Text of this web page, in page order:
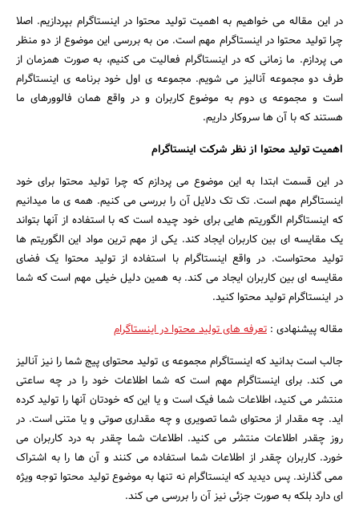
جستجو
در این مقاله می خواهیم به اهمیت تولید محتوا در اینستاگرام بپردازیم. اصلا
چرا تولید محتوا در اینستاگرام مهم است. من به بررسی این موضوع از دو منظر
می پردازم. ما زمانی که در اینستاگرام فعالیت می کنیم، به صورت همزمان از
طرف دو مجموعه آنالیز می شویم. مجموعه ی اول خود برنامه ی اینستاگرام
است و مجموعه ی دوم به موضوع کاربران و در واقع همان فالوورهای ما
هستند که با آن ها سروکار داریم.
اهمیت تولید محتوا از نظر شرکت اینستاگرام
در این قسمت ابتدا به این موضوع می پردازم که چرا تولید محتوا برای خود
اینستاگرام مهم است. تک تک دلایل آن را بررسی می کنیم. همه ی ما میدانیم
که اینستاگرام الگوریتم هایی برای خود چیده است که با استفاده از آنها بتواند
یک مقایسه ای بین کاربران ایجاد کند. یکی از مهم ترین مواد این الگوریتم ها
تولید محتواست. در واقع اینستاگرام با استفاده از تولید محتوا یک فضای
مقایسه ای بین کاربران ایجاد می کند. به همین دلیل خیلی مهم است که شما
در اینستاگرام تولید محتوا کنید.
مقاله پیشنهادی : تعرفه های تولید محتوا در اینستاگرام
جالب است بدانید که اینستاگرام مجموعه ی تولید محتوای پیج شما را نیز آنالیز
می کند. برای اینستاگرام مهم است که شما اطلاعات خود را در چه ساعتی
منتشر می کنید، اطلاعات شما فیک است و یا این که خودتان آنها را تولید کرده
اید. چه مقدار از محتوای شما تصویری و چه مقداری صوتی و یا متنی است. در
روز چقدر اطلاعات منتشر می کنید. اطلاعات شما چقدر به درد کاربران می
خورد. کاربران چقدر از اطلاعات شما استفاده می کنند و آن ها را به اشتراک
ممی گذارند. پس دیدید که اینستاگرام نه تنها به موضوع تولید محتوا توجه ویژه
ای دارد بلکه به صورت جزئی نیز آن را بررسی می کند.